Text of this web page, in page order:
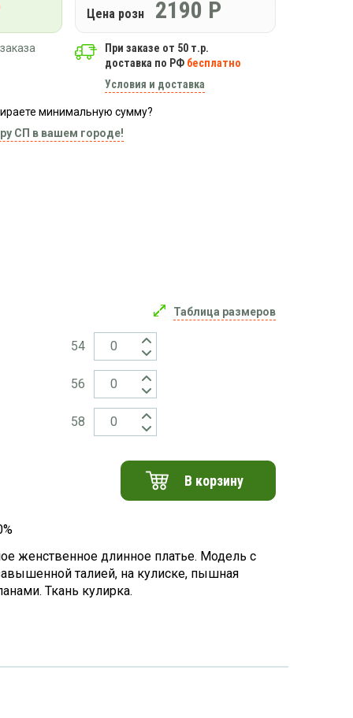
Цена розн 2190 Р
При заказе от 50 т.р.
доставка по РФ бесплатно
Условия и доставка
минимальную сумму?
СП в вашем городе!
Таблица размеров
54
56
58
В корзину
женственное длинное платье. Модель с
талией, на кулиске, пышная
Ткань кулирка.